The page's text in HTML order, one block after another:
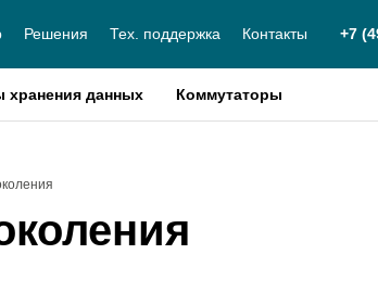
Решения Тех. поддержка Контакты +7
хранения данных Коммутаторы